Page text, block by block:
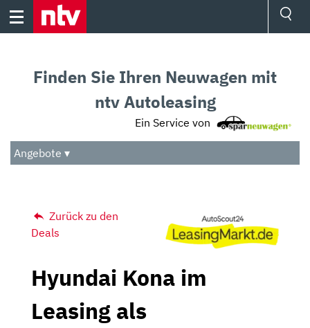
Skip
Audio
Das Beste
Finden Sie Ihren Neuwagen mit
ntv Autoleasing
Ein Service von
Angebote ▾
Zurück zu den
Deals
Hyundai Kona im
Leasing als